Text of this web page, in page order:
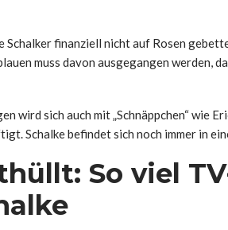
Schalker finanziell nicht auf Rosen
muss davon ausgegangen werden,
wird sich auch mit „Schnäppchen“ wie
Schalke befindet sich noch immer in
So viel